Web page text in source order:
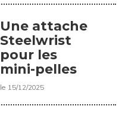
Une attache
Steelwrist
pour les
mini-pelles
le 15/12/2025